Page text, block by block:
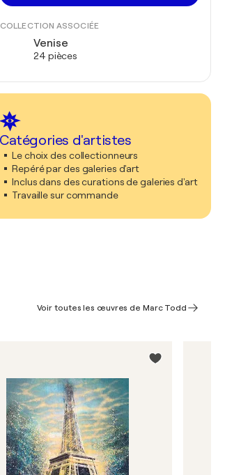
COLLECTION ASSOCIÉE
Venise
24 pièces
Catégories d'artistes
Le choix des collectionneurs
Repéré par des galeries d'art
Inclus dans des curations de galeries d'art
Travaille sur commande
Voir toutes les œuvres de Marc Todd